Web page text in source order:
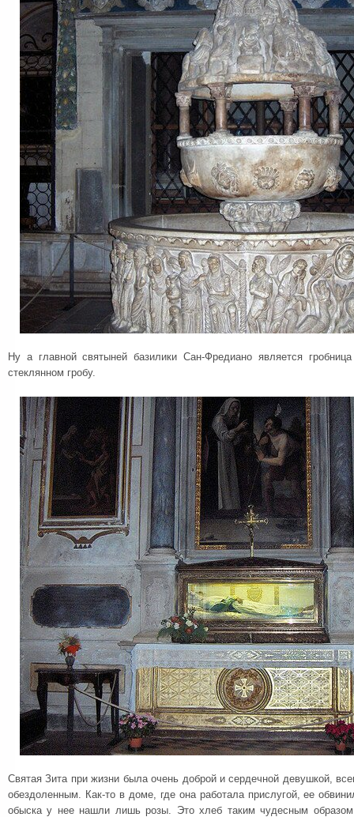
Ну а главной святыней базилики Сан-Фредиано является
стеклянном гробу.
Святая Зита при жизни была очень доброй и сердечной девушкой,
обездоленным. Как-то в доме, где она работала прислугой, ее
обыска у нее нашли лишь розы. Это хлеб таким чудесным образом